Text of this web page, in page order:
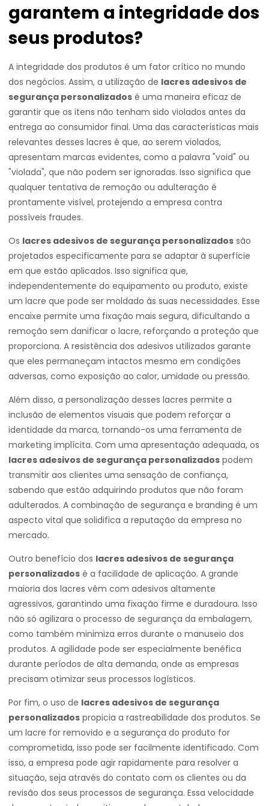
garantem a integridade dos
seus produtos?
A integridade dos produtos é um fator crítico no mundo
dos negócios. Assim, a utilização de lacres adesivos de
segurança personalizados é uma maneira eficaz de
garantir que os itens não tenham sido violados antes da
entrega ao consumidor final. Uma das características mais
relevantes desses lacres é que, ao serem violados,
apresentam marcas evidentes, como a palavra "void" ou
"violada", que não podem ser ignoradas. Isso significa que
qualquer tentativa de remoção ou adulteração é
prontamente visível, protejendo a empresa contra
possíveis fraudes.
Os lacres adesivos de segurança personalizados são
projetados especificamente para se adaptar à superfície
em que estão aplicados. Isso significa que,
independentemente do equipamento ou produto, existe
um lacre que pode ser moldado às suas necessidades. Esse
encaixe permite uma fixação mais segura, dificultando a
remoção sem danificar o lacre, reforçando a proteção que
proporciona. A resistência dos adesivos utilizados garante
que eles permaneçam intactos mesmo em condições
adversas, como exposição ao calor, umidade ou pressão.
Além disso, a personalização desses lacres permite a
inclusão de elementos visuais que podem reforçar a
identidade da marca, tornando-os uma ferramenta de
marketing implícita. Com uma apresentação adequada, os
lacres adesivos de segurança personalizados podem
transmitir aos clientes uma sensação de confiança,
sabendo que estão adquirindo produtos que não foram
adulterados. A combinação de segurança e branding é um
aspecto vital que solidifica a reputação da empresa no
mercado.
Outro benefício dos lacres adesivos de segurança
personalizados é a facilidade de aplicação. A grande
maioria dos lacres vêm com adesivos altamente
agressivos, garantindo uma fixação firme e duradoura. Isso
não só agilizara o processo de segurança da embalagem,
como também minimiza erros durante o manuseio dos
produtos. A agilidade pode ser especialmente benéfica
durante períodos de alta demanda, onde as empresas
precisam otimizar seus processos logísticos.
Por fim, o uso de lacres adesivos de segurança
personalizados propicia a rastreabilidade dos produtos. Se
um lacre for removido e a segurança do produto for
comprometida, isso pode ser facilmente identificado. Com
isso, a empresa pode agir rapidamente para resolver a
situação, seja através do contato com os clientes ou da
revisão dos seus processos de segurança. Essa velocidade